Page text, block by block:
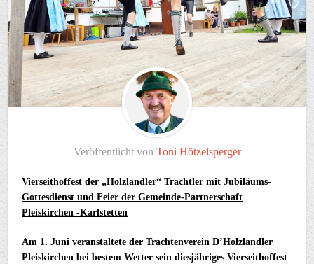
Veröffentlicht von Toni Hötzelsperger
Vierseithoffest der „Holzlandler“ Trachtler mit Jubiläums-
Gottesdienst und Feier der Gemeinde-Partnerschaft
Pleiskirchen -Karlstetten
Am 1. Juni veranstaltete der Trachtenverein D’Holzlandler
Pleiskirchen bei bestem Wetter sein diesjähriges Vierseithoffest